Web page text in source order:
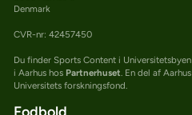
Denmark
CVR-nr: 42457450
Du finder Sports Content i Universitetsbyen
i Aarhus hos Partnerhuset. En del af Aarhus
Universitets forskningsfond.